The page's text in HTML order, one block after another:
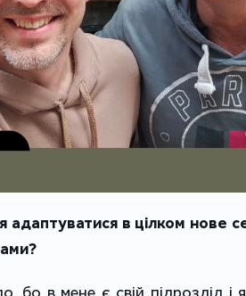
адаптуватися в цілком нове